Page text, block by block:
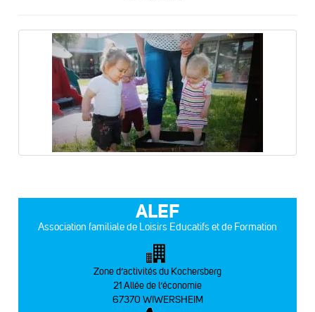
ALEF
Association familiale de Loisirs Educatifs et de Formation
Zone d’activités du Kochersberg
21 Allée de l’économie
67370 WIWERSHEIM